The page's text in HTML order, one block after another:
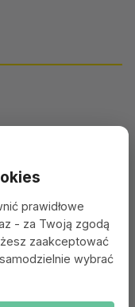
prawidłowe
- za Twoją zgodą
zaakceptować
wybrać